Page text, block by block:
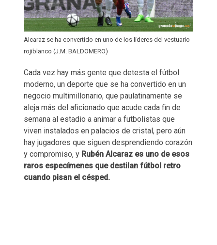
Alcaraz se ha convertido en uno de los líderes del vestuario
rojiblanco (J.M. BALDOMERO)
Cada vez hay más gente que detesta el fútbol
moderno, un deporte que se ha convertido en un
negocio multimillonario, que paulatinamente se
aleja más del aficionado que acude cada fin de
semana al estadio a animar a futbolistas que
viven instalados en palacios de cristal, pero aún
hay jugadores que siguen desprendiendo corazón
y compromiso, y Rubén Alcaraz es uno de esos
raros especímenes que destilan fútbol retro
cuando pisan el césped.